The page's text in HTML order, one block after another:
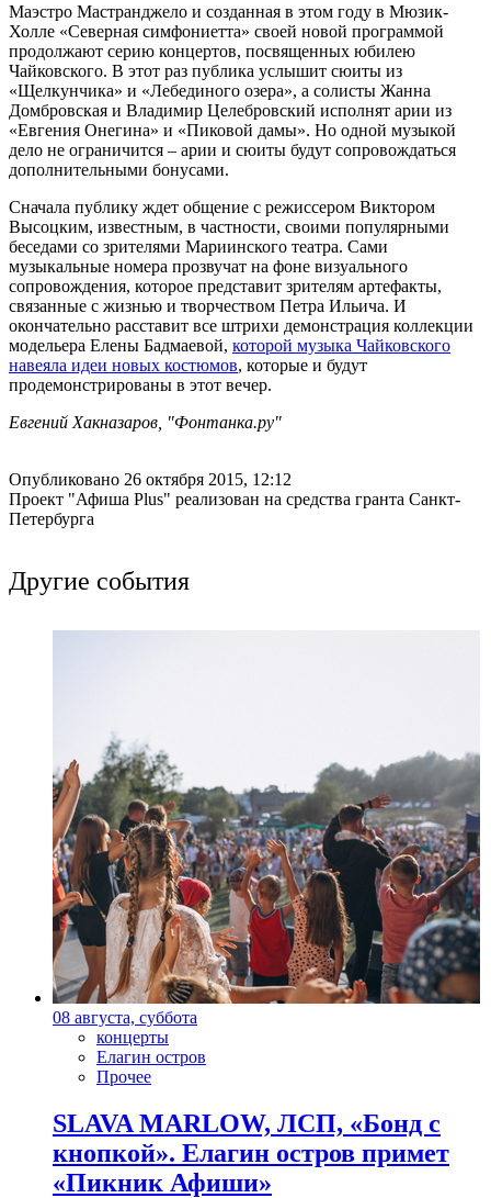
Маэстро Мастранджело и созданная в этом году в Мюзик-
Холле «Северная симфониетта» своей новой программой
продолжают серию концертов, посвященных юбилею
Чайковского. В этот раз публика услышит сюиты из
«Щелкунчика» и «Лебединого озера», а солисты Жанна
Домбровская и Владимир Целебровский исполнят арии из
«Евгения Онегина» и «Пиковой дамы». Но одной музыкой
дело не ограничится – арии и сюиты будут сопровождаться
дополнительными бонусами.
Сначала публику ждет общение с режиссером Виктором
Высоцким, известным, в частности, своими популярными
беседами со зрителями Мариинского театра. Сами
музыкальные номера прозвучат на фоне визуального
сопровождения, которое представит зрителям артефакты,
связанные с жизнью и творчеством Петра Ильича. И
окончательно расставит все штрихи демонстрация коллекции
модельера Елены Бадмаевой, которой музыка Чайковского
навеяла идеи новых костюмов, которые и будут
продемонстрированы в этот вечер.
Евгений Хакназаров, "Фонтанка.ру"
Опубликовано 26 октября 2015, 12:12
Проект "Афиша Plus" реализован на средства гранта Санкт-
Петербурга
Другие события
08 августа, суббота
концерты
Елагин остров
Прочее
SLAVA MARLOW, ЛСП, «Бонд с
кнопкой». Елагин остров примет
«Пикник Афиши»